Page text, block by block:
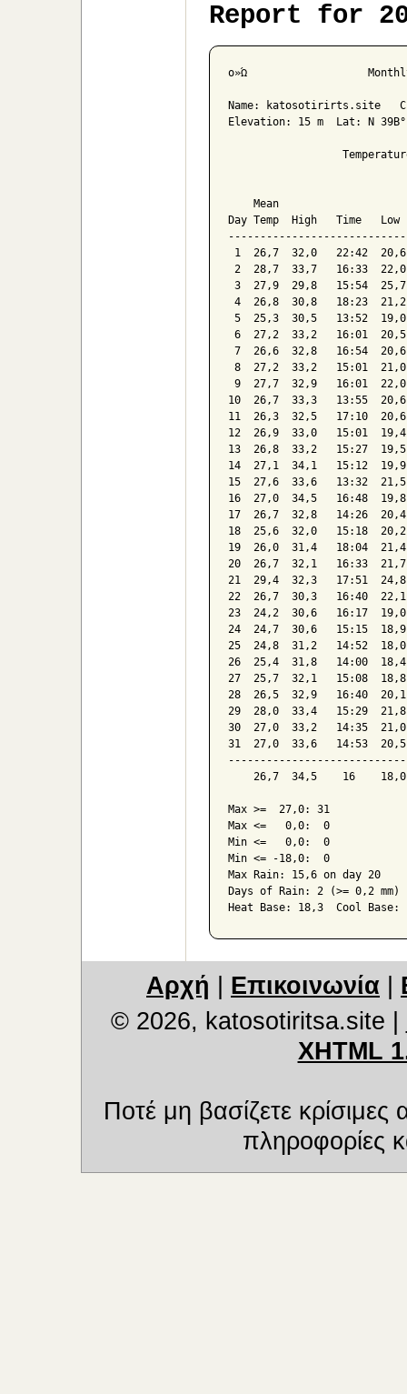
Report for
ο»Ώ                   Monthly
Name: katosotirirts.site
Elevation: 15 m  Lat: N
Mean
Day Temp  High   Time
1  26,7  32,0   22:42
2  28,7  33,7   16:33
3  27,9  29,8   15:54
4  26,8  30,8   18:23
5  25,3  30,5   13:52
6  27,2  33,2   16:01
7  26,6  32,8   16:54
8  27,2  33,2   15:01
9  27,7  32,9   16:01
10  26,7  33,3   13:55
11  26,3  32,5   17:10
12  26,9  33,0   15:01
13  26,8  33,2   15:27
14  27,1  34,1   15:12
15  27,6  33,6   13:32
16  27,0  34,5   16:48
17  26,7  32,8   14:26
18  25,6  32,0   15:18
19  26,0  31,4   18:04
20  26,7  32,1   16:33
21  29,4  32,3   17:51
22  26,7  30,3   16:40
23  24,2  30,6   16:17
24  24,7  30,6   15:15
25  24,8  31,2   14:52
26  25,4  31,8   14:00
27  25,7  32,1   15:08
28  26,5  32,9   16:40
29  28,0  33,4   15:29
30  27,0  33,2   14:35
31  27,0  33,6   14:53
26,7  34,5    16
Max >=  27,0: 31
Max <=   0,0:  0
Min <=   0,0:  0
Min <= -18,0:  0
Max Rain: 15,6 on day 20
Days of Rain: 2 (>= 0,2
Αρχή Επικοινωνία
© 2026, katosotiritsa.site
XHTML
Ποτέ μη βασίζετε
πληροφορίες